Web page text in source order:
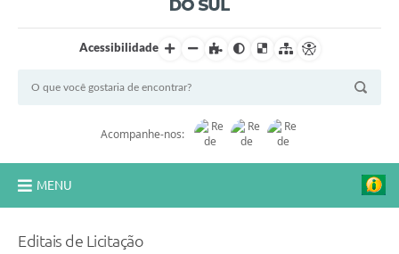
Acessibilidade
Acompanhe-nos:
MENU
Editais de Licitação